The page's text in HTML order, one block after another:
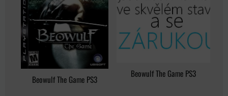
Beowulf The Game PS3
Beowulf The Game PS3